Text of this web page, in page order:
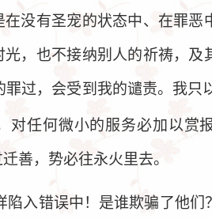
没有圣宠的状态中、在罪恶
，也不接纳别人的祈祷，及
罪过，会受到我的谴责。我只
对任何微小的服务必加以赏
善，势必往永火里去。
陷入错误中！是谁欺骗了他们